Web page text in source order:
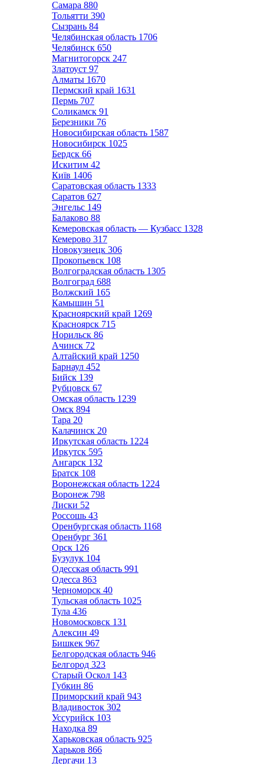
Самара 880
Тольятти 390
Сызрань 84
Челябинская область 1706
Челябинск 650
Магнитогорск 247
Златоуст 97
Алматы 1670
Пермский край 1631
Пермь 707
Соликамск 91
Березники 76
Новосибирская область 1587
Новосибирск 1025
Бердск 66
Искитим 42
Київ 1406
Саратовская область 1333
Саратов 627
Энгельс 149
Балаково 88
Кемеровская область — Кузбасс 1328
Кемерово 317
Новокузнецк 306
Прокопьевск 108
Волгоградская область 1305
Волгоград 688
Волжский 165
Камышин 51
Красноярский край 1269
Красноярск 715
Норильск 86
Ачинск 72
Алтайский край 1250
Барнаул 452
Бийск 139
Рубцовск 67
Омская область 1239
Омск 894
Тара 20
Калачинск 20
Иркутская область 1224
Иркутск 595
Ангарск 132
Братск 108
Воронежская область 1224
Воронеж 798
Лиски 52
Россошь 43
Оренбургская область 1168
Оренбург 361
Орск 126
Бузулук 104
Одесская область 991
Одесса 863
Черноморск 40
Тульская область 1025
Тула 436
Новомосковск 131
Алексин 49
Бишкек 967
Белгородская область 946
Белгород 323
Старый Оскол 143
Губкин 86
Приморский край 943
Владивосток 302
Уссурийск 103
Находка 89
Харьковская область 925
Харьков 866
Дергачи 13